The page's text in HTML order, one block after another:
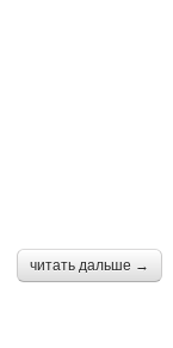
читать дальше →